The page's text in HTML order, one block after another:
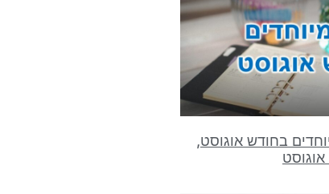
בחודש אוגוסט,
אוגוסט